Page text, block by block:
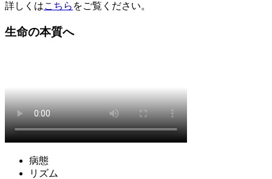
詳しくはこちら をご覧ください。
生命の本質へ
病態
リズム